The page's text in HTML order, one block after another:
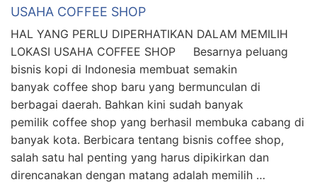
USAHA COFFEE SHOP
HAL YANG PERLU DIPERHATIKAN DALAM MEMILIH
LOKASI USAHA COFFEE SHOP Besarnya peluang
bisnis kopi di Indonesia membuat semakin
banyak coffee shop baru yang bermunculan di
berbagai daerah. Bahkan kini sudah banyak
pemilik coffee shop yang berhasil membuka cabang di
banyak kota. Berbicara tentang bisnis coffee shop,
salah satu hal penting yang harus dipikirkan dan
direncanakan dengan matang adalah memilih …